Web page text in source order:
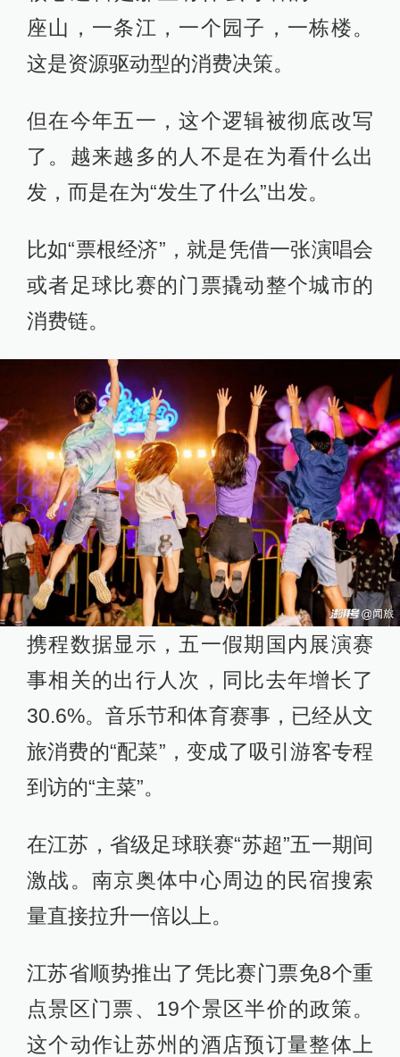
座山，一条江，一个园子，一栋楼。
这是资源驱动型的消费决策。
但在今年五一，这个逻辑被彻底改写
了。越来越多的人不是在为看什么出
发，而是在为“发生了什么”出发。
比如“票根经济”，就是凭借一张演唱会
或者足球比赛的门票撬动整个城市的
消费链。
携程数据显示，五一假期国内展演赛
事相关的出行人次，同比去年增长了
30.6%。音乐节和体育赛事，已经从文
旅消费的“配菜”，变成了吸引游客专程
到访的“主菜”。
在江苏，省级足球联赛“苏超”五一期间
激战。南京奥体中心周边的民宿搜索
量直接拉升一倍以上。
江苏省顺势推出了凭比赛门票免8个重
点景区门票、19个景区半价的政策。
这个动作让苏州的酒店预订量整体上